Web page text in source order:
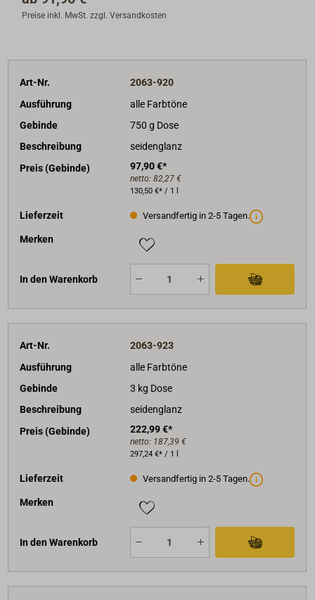
Std, klebfrei: 4 Std, schleif- und überstreichbar: 24
Preise inkl. MwSt. zzgl. Versandkosten
Art-Nr.
2063-920
Ausführung
alle Farbtöne
Gebinde
750 g Dose
Beschreibung
seidenglanz
Preis (Gebinde)
97,90 €*
netto: 82,27 €
130,50 €* / 1 l
Lieferzeit Versandfertig in 2-5 Tagen.
Merken
In den Warenkorb
Art-Nr.
2063-923
Ausführung
alle Farbtöne
Gebinde
3 kg Dose
Beschreibung
seidenglanz
Preis (Gebinde)
222,99 €*
netto: 187,39 €
297,24 €* / 1 l
Lieferzeit Versandfertig in 2-5 Tagen.
Merken
In den Warenkorb